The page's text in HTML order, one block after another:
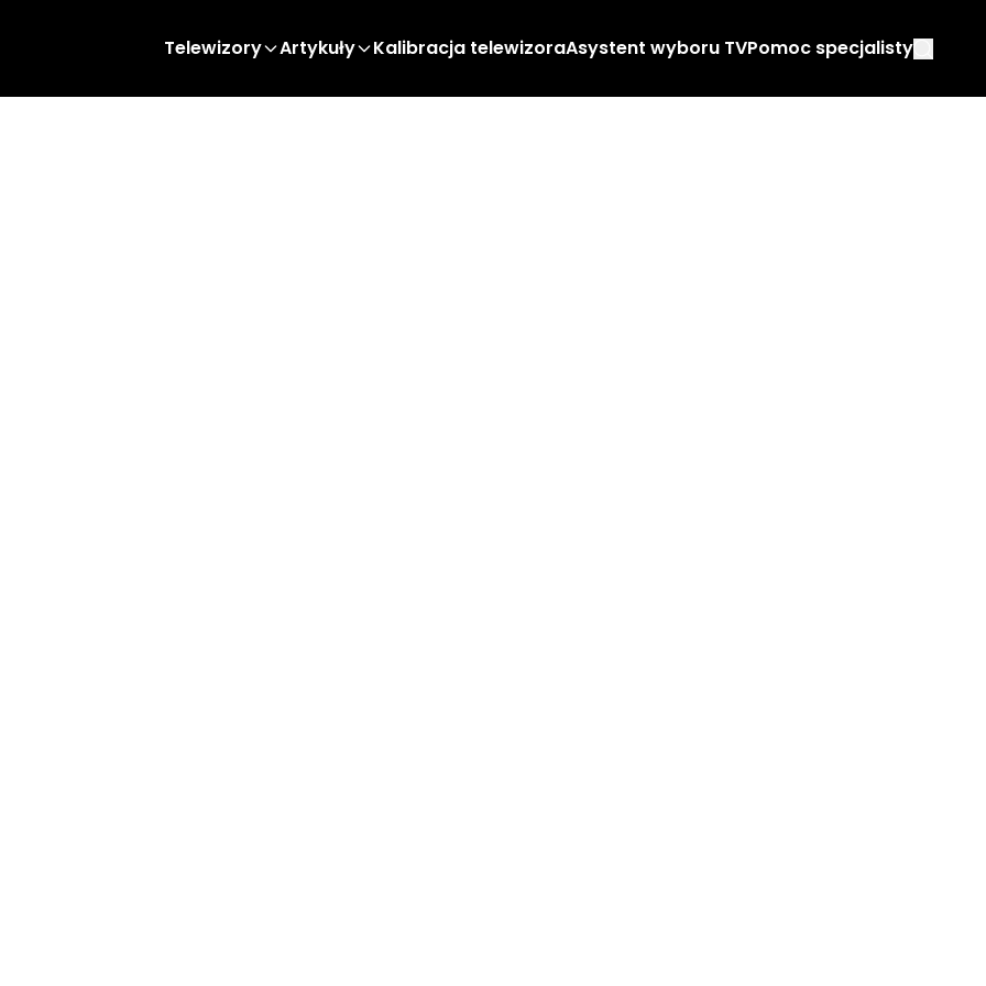
Telewizory Artykuły Kalibracja telewizoraAsystent wyboru TVPomoc specjalisty